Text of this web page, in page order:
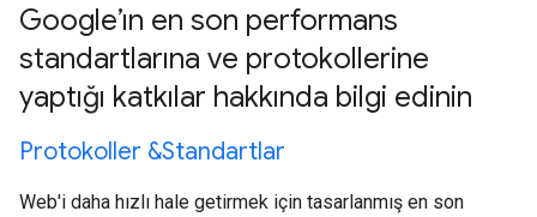
Google’ın en son performans
standartlarına ve protokollerine
yaptığı katkılar hakkında bilgi edinin
Protokoller &Standartlar
Web'i daha hızlı hale getirmek için tasarlanmış en son